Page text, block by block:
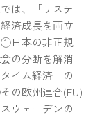
は、「サステ
済成長を両立
①日本の非正規
の分断を解消
イム経済」の
の欧州連合(EU)
ウェーデンの